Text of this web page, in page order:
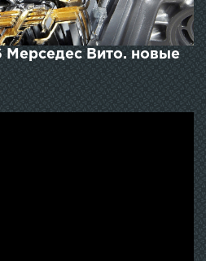
Мерседес Вито. новые